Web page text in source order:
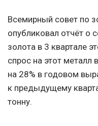
Всемирный совет по
опубликовал отчёт о
золота в 3 квартале
спрос на этот металл
на 28% в годовом
к предыдущему
тонну.